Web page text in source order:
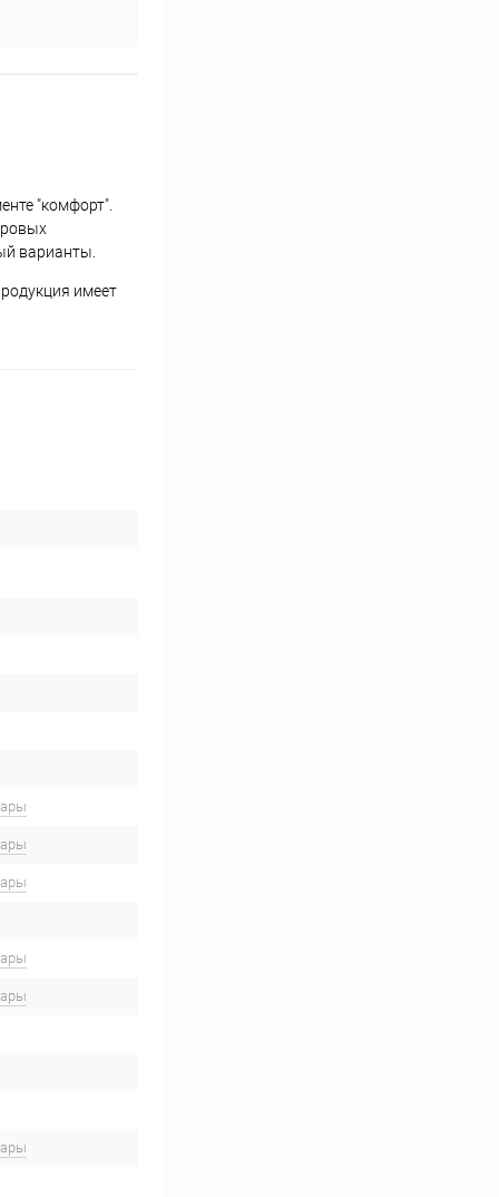
"комфорт".
варианты.
имеет